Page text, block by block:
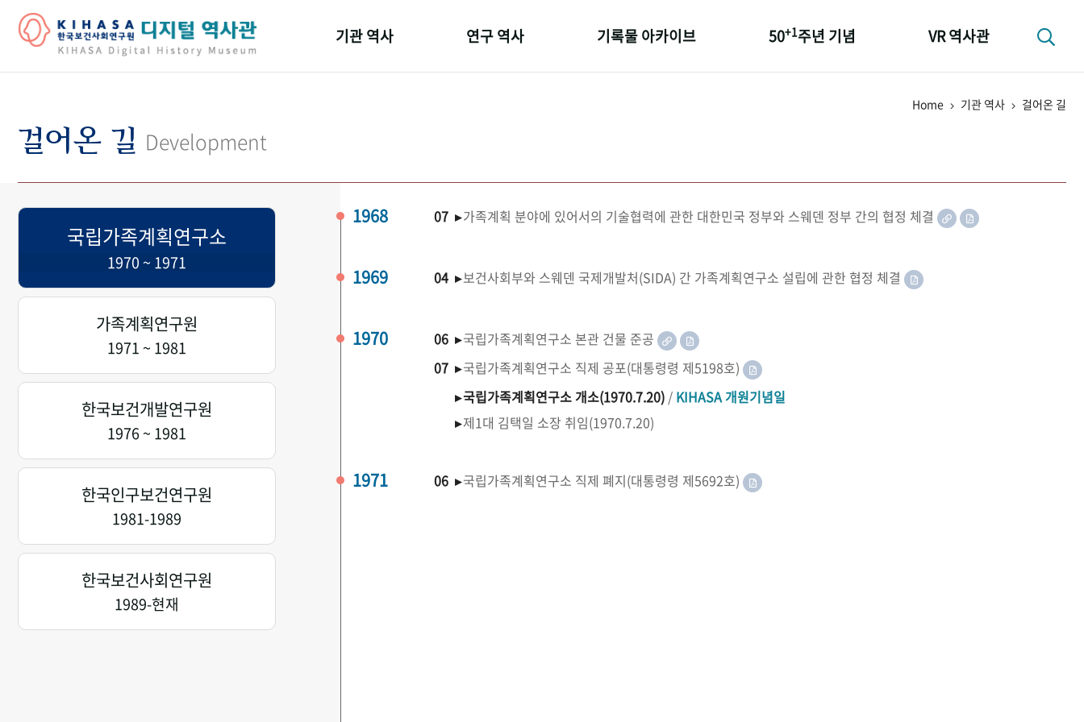
기관 역사 연구 역사 기록물 아카이브 50+1주년 기념 VR 역사관
Home 기관 역사 걸어온 길
걸어온 길 Development
국립가족계획연구소
1970 ~ 1971
가족계획연구원
1971 ~ 1981
한국보건개발연구원
1976 ~ 1981
한국인구보건연구원
1981-1989
한국보건사회연구원
1989-현재
1968 07 ▸가족계획 분야에 있어서의 기술협력에 관한 대한민국 정부와 스웨덴 정부 간의 협정 체결
1969 04 ▸보건사회부와 스웨덴 국제개발처(SIDA) 간 가족계획연구소 설립에 관한 협정 체결
1970 06 ▸국립가족계획연구소 본관 건물 준공
07 ▸국립가족계획연구소 직제 공포(대통령령 제5198호)
▸국립가족계획연구소 개소(1970.7.20) / KIHASA 개원기념일
▸제1대 김택일 소장 취임(1970.7.20)
1971 06 ▸국립가족계획연구소 직제 폐지(대통령령 제5692호)